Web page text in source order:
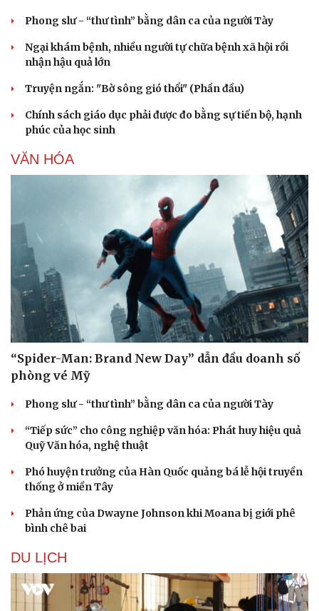
Du lịch
Tư vấn
Săn Tour
check-in
Podcast
Câu chuyện thời sự
Đọc truyện đêm khuya
Cửa sổ tình yêu
Kể chuyện cho bé
Hạt giống tâm hồn
Phong slư - “thư tình” bằng dân ca của người Tày
Ngại khám bệnh, nhiều người tự chữa bệnh xã hội rồi
nhận hậu quả lớn
Truyện ngắn: "Bờ sông gió thổi" (Phần đầu)
Chính sách giáo dục phải được đo bằng sự tiến bộ, hạnh
phúc của học sinh
VĂN HÓA
“Spider-Man: Brand New Day” dẫn đầu doanh số
phòng vé Mỹ
Phong slư - “thư tình” bằng dân ca của người Tày
“Tiếp sức” cho công nghiệp văn hóa: Phát huy hiệu quả
Quỹ Văn hóa, nghệ thuật
Phó huyện trưởng của Hàn Quốc quảng bá lễ hội truyền
thống ở miền Tây
Phản ứng của Dwayne Johnson khi Moana bị giới phê
bình chê bai
DU LỊCH